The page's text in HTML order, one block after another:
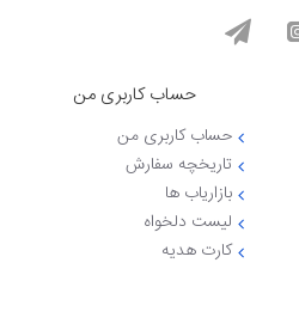
حساب کاربری من
حساب کاربری من
تاریخچه سفارش
بازاریاب ها
لیست دلخواه
کارت هدیه